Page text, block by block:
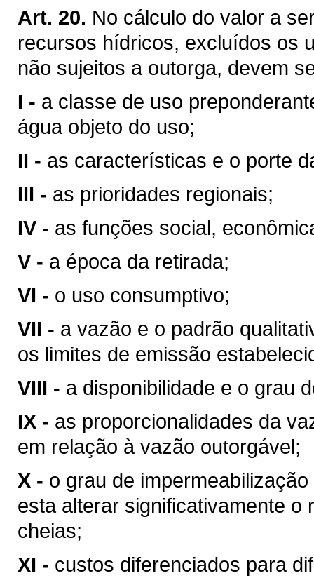
Art. 20. No cálculo do valor a
recursos hídricos, excluídos os
não sujeitos a outorga, devem
I - a classe de uso
água objeto do uso;
II - as características e o porte
III - as prioridades regionais;
IV - as funções social,
V - a época da retirada;
VI - o uso consumptivo;
VII - a vazão e o padrão
os limites de emissão
VIII - a disponibilidade e o grau
IX - as proporcionalidades da
em relação à vazão outorgável;
X - o grau de
esta alterar significativamente o
cheias;
XI - custos diferenciados para